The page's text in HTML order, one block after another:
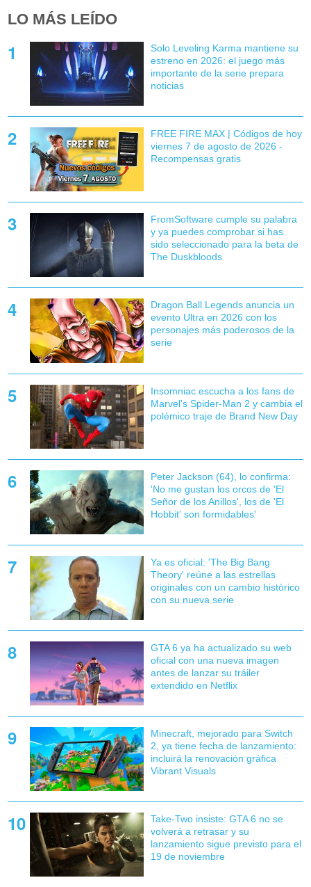
LO MÁS LEÍDO
Solo Leveling Karma mantiene su
estreno en 2026: el juego más
importante de la serie prepara
noticias
FREE FIRE MAX | Códigos de hoy
viernes 7 de agosto de 2026 -
Recompensas gratis
FromSoftware cumple su palabra
y ya puedes comprobar si has
sido seleccionado para la beta de
The Duskbloods
Dragon Ball Legends anuncia un
evento Ultra en 2026 con los
personajes más poderosos de la
serie
Insomniac escucha a los fans de
Marvel's Spider-Man 2 y cambia el
polémico traje de Brand New Day
Peter Jackson (64), lo confirma:
'No me gustan los orcos de 'El
Señor de los Anillos', los de 'El
Hobbit' son formidables'
Ya es oficial: 'The Big Bang
Theory' reúne a las estrellas
originales con un cambio histórico
con su nueva serie
GTA 6 ya ha actualizado su web
oficial con una nueva imagen
antes de lanzar su tráiler
extendido en Netflix
Minecraft, mejorado para Switch
2, ya tiene fecha de lanzamiento:
incluirá la renovación gráfica
Vibrant Visuals
Take-Two insiste: GTA 6 no se
volverá a retrasar y su
lanzamiento sigue previsto para el
19 de noviembre